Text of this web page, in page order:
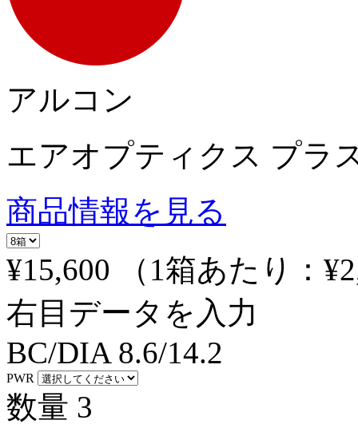
アルコン
エアオプティクス プラ
商品情報を見る
¥15,600
（1箱あたり：
右目データを入力
BC/DIA 8.6/14.2
PWR
数量 3